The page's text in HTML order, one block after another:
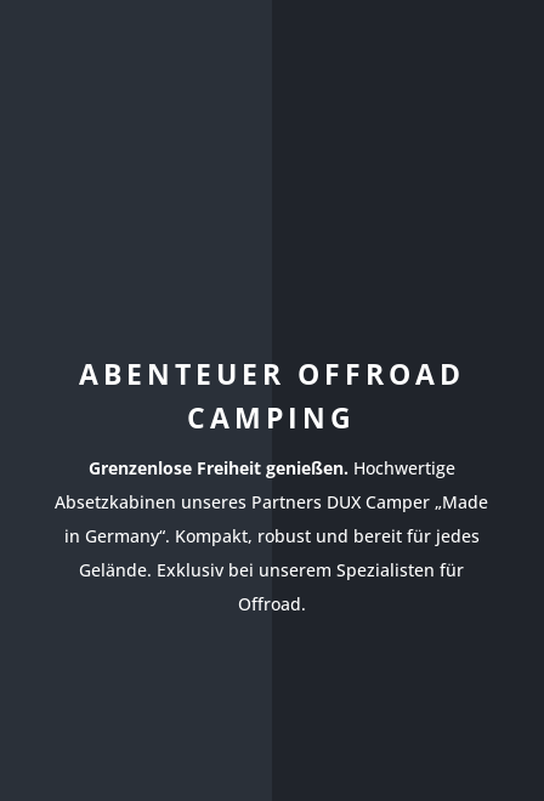
ABENTEUER OFFROAD
CAMPING
Grenzenlose Freiheit genießen.Hochwertige
Absetzkabinen unseres Partners DUX Camper „Made
in Germany“. Kompakt, robust und bereit für jedes
Gelände. Exklusiv bei unserem Spezialisten für
Offroad.